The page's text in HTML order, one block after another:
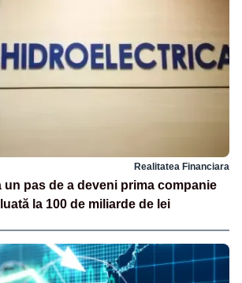
Realitatea Financiara
un pas de a deveni prima companie
la 100 de miliarde de lei